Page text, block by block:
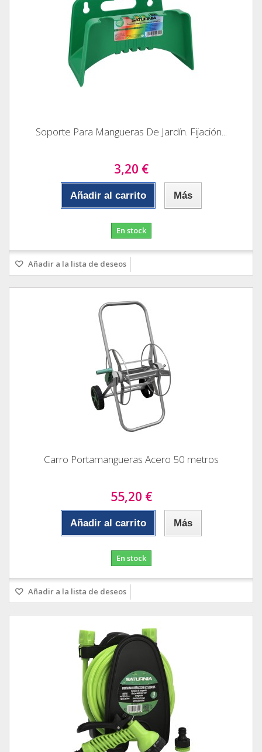
Soporte Para Mangueras De Jardín. Fijación...
3,20 €
Añadir al carrito Más
En stock
Añadir a la lista de deseos
Carro Portamangueras Acero 50 metros
55,20 €
Añadir al carrito Más
En stock
Añadir a la lista de deseos